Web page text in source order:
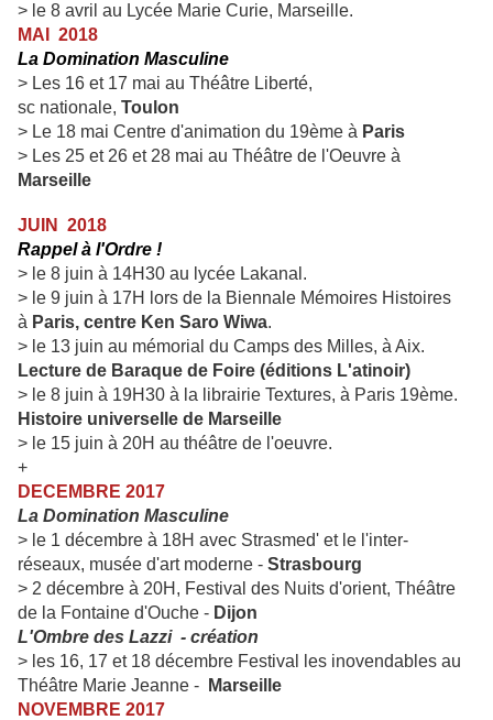
> le 8 avril au Lycée Marie Curie, Marseille.
MAI 2018
La Domination Masculine
> Les 16 et 17 mai au Théâtre Liberté,
sc nationale, Toulon
> Le 18 mai Centre d'animation du 19ème à Paris
> Les 25 et 26 et 28 mai au Théâtre de l'Oeuvre à
Marseille
JUIN 2018
Rappel à l'Ordre !
> le 8 juin à 14H30 au lycée Lakanal.
> le 9 juin à 17H lors de la Biennale Mémoires Histoires
à Paris, centre Ken Saro Wiwa.
> le 13 juin au mémorial du Camps des Milles, à Aix.
Lecture de Baraque de Foire (éditions L'atinoir)
> le 8 juin à 19H30 à la librairie Textures, à Paris 19ème.
Histoire universelle de Marseille
> le 15 juin à 20H au théâtre de l'oeuvre.
+
DECEMBRE 2017
La Domination Masculine
> le 1 décembre à 18H avec Strasmed' et le l'inter-
réseaux, musée d'art moderne - Strasbourg
> 2 décembre à 20H, Festival des Nuits d'orient, Théâtre
de la Fontaine d'Ouche - Dijon
L'Ombre des Lazzi - création
> les 16, 17 et 18 décembre Festival les inovendables au
Théâtre Marie Jeanne -
Marseille
NOVEMBRE 2017